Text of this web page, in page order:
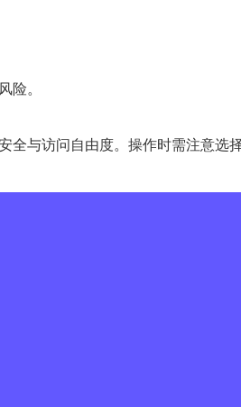
险。
与访问自由度。操作时需注意选